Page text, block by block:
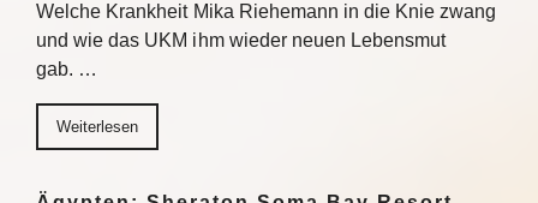
Welche Krankheit Mika Riehemann in die Knie zwang
und wie das UKM ihm wieder neuen Lebensmut
gab. …
Weiterlesen